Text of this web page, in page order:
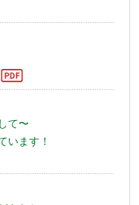
て〜
います！